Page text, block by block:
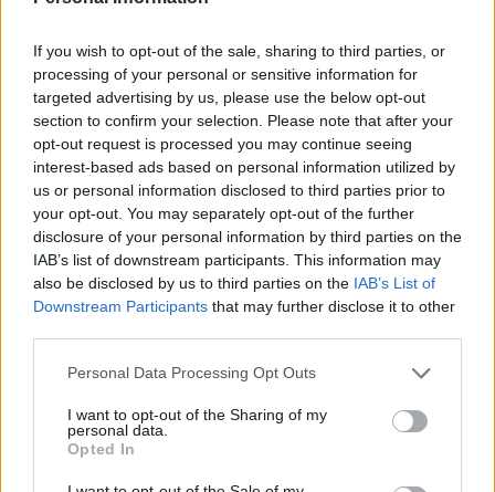
If you wish to opt-out of the sale, sharing to third parties, or
processing of your personal or sensitive information for
targeted advertising by us, please use the below opt-out
section to confirm your selection. Please note that after your
opt-out request is processed you may continue seeing
interest-based ads based on personal information utilized by
us or personal information disclosed to third parties prior to
your opt-out. You may separately opt-out of the further
disclosure of your personal information by third parties on the
IAB’s list of downstream participants. This information may
also be disclosed by us to third parties on the IAB’s List of
Downstream Participants that may further disclose it to other
Please note that this website/app uses one or more Google
not limited to your visit or usage behaviour. You may click to
grant or deny consent to Google and its third-party tags to
use your data for below specified purposes in below Google
consent section.
Personal Data Processing Opt Outs
I want to opt-out of the Sharing of my
personal data.
Opted In
università lavorare insieme per dimostrare loro il valore degli
studenti europei Ciò richiede, da un lato, il mantenimento
dell’immagine del Regno Unito come destinazione di alta
qualità per l’istruzione superiore e, dall’altro, l’introduzione di
nuovi tipi di soluzioni di sostegno finanziario, ha affermato”
Alistair Jarvis, Managing Director of Universities UK
Diverse università britanniche hanno sviluppato borse di
studio dell’UE Alcune istituzioni hanno deciso di congelare le
tasse universitarie.
Uno dei grandi vincitori della Brexit potrebbero essere i Paesi
Bassi.
Nei Paesi Bassi, ci sono corsi di lingua inglese di alta qualità
con tasse universitarie favorevoli. “Sfortunatamente, lo
università britanniche è diminuito in modo significativo,
principalmente a causa di considerazioni finanziarie Un’altra
grande domanda è quanti dei 430 studenti ungheresi che
hanno fatto domanda potranno alla fine iniziare effettivamente
i loro studi da settembre 2021, e quanti sceglieranno di
europei Speriamo che la flessione sia solo temporanea, e nel